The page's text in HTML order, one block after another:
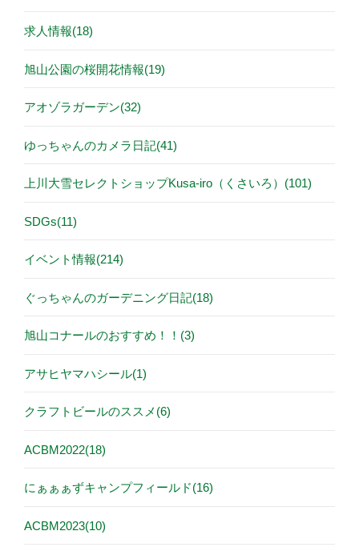
求人情報(18)
旭山公園の桜開花情報(19)
アオゾラガーデン(32)
ゆっちゃんのカメラ日記(41)
上川大雪セレクトショップKusa-iro（くさいろ）(101)
SDGs(11)
イベント情報(214)
ぐっちゃんのガーデニング日記(18)
旭山コナールのおすすめ！！(3)
アサヒヤマハシール(1)
クラフトビールのススメ(6)
ACBM2022(18)
にぁぁぁずキャンプフィールド(16)
ACBM2023(10)